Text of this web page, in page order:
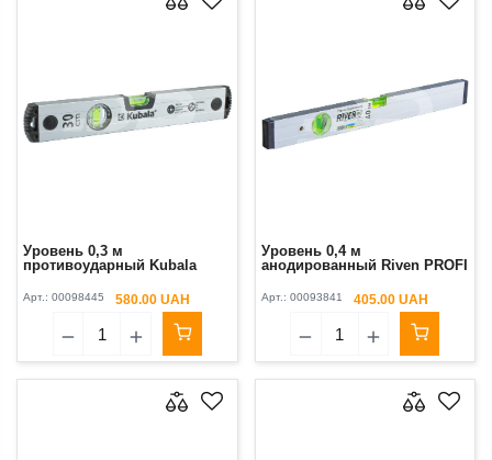
Уровень 0,3 м
противоударный Kubala
Арт.: 00098445 580.00 UAH
Уровень 0,4 м
анодированный Riven PROFI
Арт.: 00093841 405.00 UAH